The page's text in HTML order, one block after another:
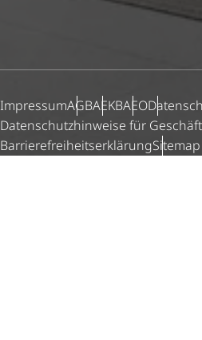
ImpressumAGBAEKBAEO
Daten­schutz­hin­weise für
Barri­e­re­frei­heits­er­klä­rungSitemap